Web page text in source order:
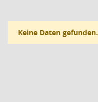
Keine Daten gefunden.